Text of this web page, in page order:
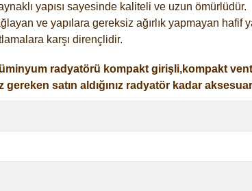
yapısı sayesinde kaliteli ve uzun ömürlüdür.
ve yapılara gereksiz ağırlık yapmayan hafif
karşı dirençlidir.
radyatörü kompakt girişli,kompakt
gereken satın aldığınız radyatör kadar